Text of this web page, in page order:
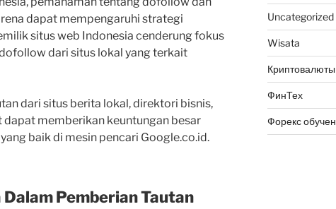
dapat mempengaruhi strategi
situs web Indonesia cenderung fokus
dari situs lokal yang terkait
dari situs berita lokal, direktori bisnis,
memberikan keuntungan besar
baik di mesin pencari Google.co.id.
Pemberian Tautan
Uncategorized
Wisata
Криптовалюты
ФинТех
Форекс